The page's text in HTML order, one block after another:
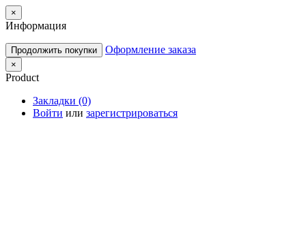
×
Информация
Продолжить покупки Оформление заказа
×
Product
Закладки (0)
Войти или зарегистрироваться